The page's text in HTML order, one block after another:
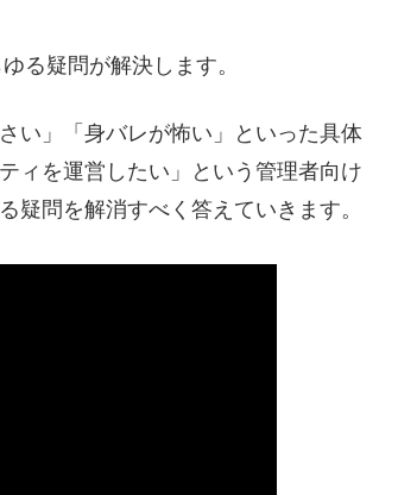
る疑問が解決します。
い」「身バレが怖い」といった具体
ィを運営したい」という管理者向け
疑問を解消すべく答えていきます。